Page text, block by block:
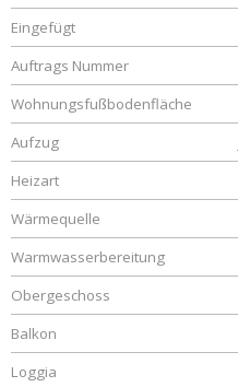
Eingefügt
Auftrags Nummer
Wohnungsfußbodenfläche
Aufzug
Heizart
Wärmequelle
Warmwasserbereitung
Obergeschoss
Balkon
Loggia